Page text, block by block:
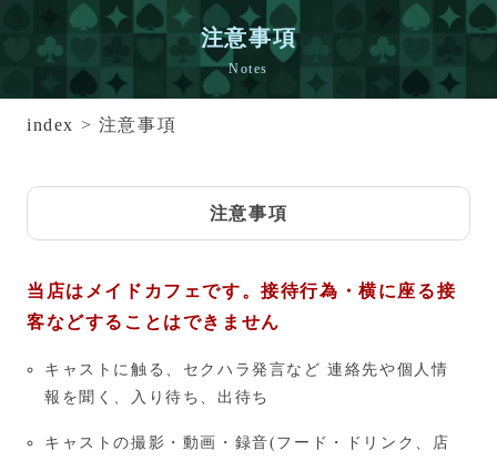
注意事項
Notes
index > 注意事項
注意事項
当店はメイドカフェです。接待行為・横に座る接
客などすることはできません
キャストに触る、セクハラ発言など 連絡先や個人情
報を聞く、入り待ち、出待ち
キャストの撮影・動画・録音(フード・ドリンク、店